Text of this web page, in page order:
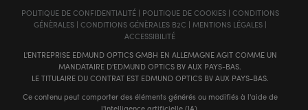
POLITIQUE DE CONFIDENTIALITÉ| POLITIQUE DE COOKIES| CONDITIONS
GÉNÈRALES| CONDITIONS GÉNÈRALES B2C | MENTIONS LÉGALES|
ACCESSIBILITÉ
L'ENTREPRISE EDMUND OPTICS GMBH EN ALLEMAGNE AGIT COMME UN
MANDATAIRE D'EDMUND OPTICS BV AUX PAYS-BAS.
LE TITULAIRE DU CONTRAT EST EDMUND OPTICS BV AUX PAYS-BAS.
Ce contenu peut comporter des éléments générés ou modifiés à l'aide de